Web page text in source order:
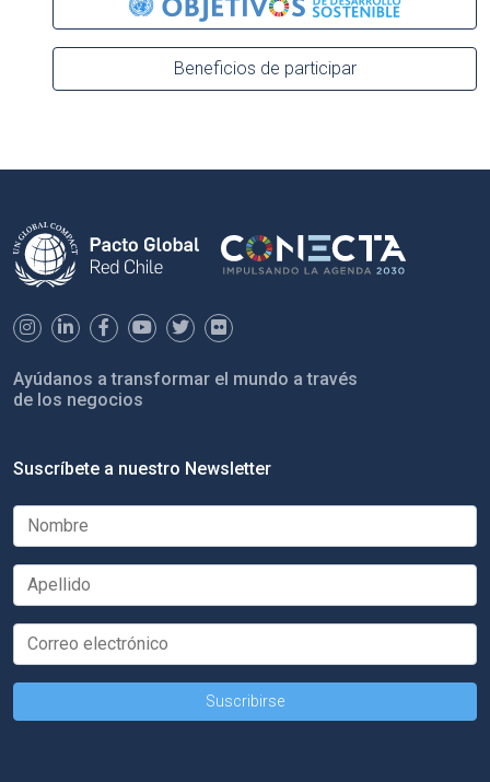
Beneficios de participar
Ayúdanos a transformar el mundo a través
de los negocios
Suscríbete a nuestro Newsletter